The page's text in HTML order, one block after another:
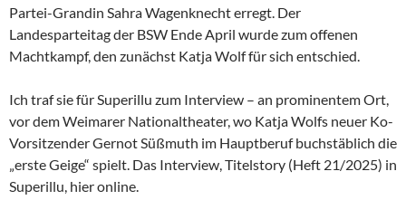
Partei-Grandin Sahra Wagenknecht erregt. Der
Landesparteitag der BSW Ende April wurde zum offenen
Machtkampf, den zunächst Katja Wolf für sich entschied.
Ich traf sie für Superillu zum Interview – an prominentem Ort,
vor dem Weimarer Nationaltheater, wo Katja Wolfs neuer Ko-
Vorsitzender Gernot Süßmuth im Hauptberuf buchstäblich die
„erste Geige“ spielt. Das Interview, Titelstory (Heft 21/2025) in
Superillu, hier online.